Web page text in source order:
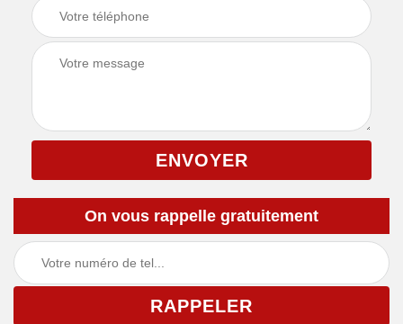
On vous rappelle gratuitement